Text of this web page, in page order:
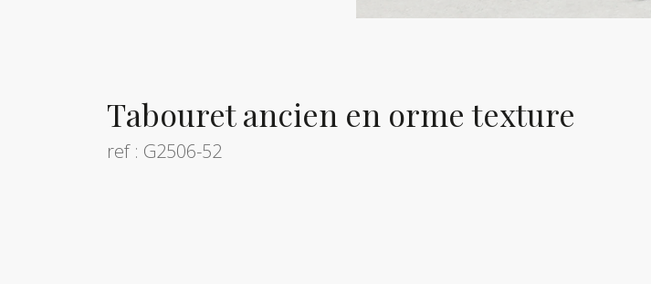
Tabouret ancien en orme texture
ref : G2506-52